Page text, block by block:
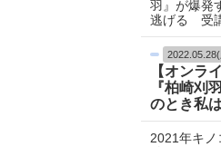
羽』が爆発
逃げる 受
【オンラ
『柏崎刈
のとき私
2021年キ